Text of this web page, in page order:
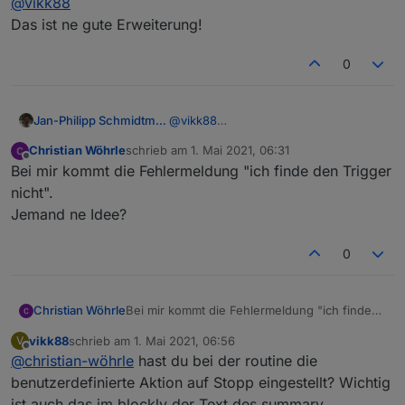
Nun erstellt ihr ein Skript. In
diesem fügt ihr einen Trigger auf
Änderungen des Datenpunkts
"history/summary" hinzu. In
summary steht die letzte
Das ist ne gute Erweiterung!
0
Jan-Philipp Schmidtmann @vikk88
Offline
Christian Wöhrleschrieb am 1. Mai 2021, 06:31
zuletzt editiert von
Bei mir kommt die Fehlermeldung "ich finde den Trigger
nicht".
Jemand ne Idee?
0
Christian WöhrleBei mir kommt die Fehlermeldung "ich finde
Jemand ne Idee?
V
Offline
vikk88schrieb am 1. Mai 2021, 06:56
zuletzt editiert von
@christian-wöhrle hast du bei der routine die
benutzerdefinierte Aktion auf Stopp eingestellt? Wichtig